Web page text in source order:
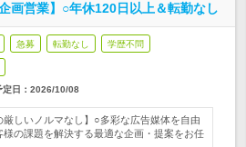
画営業】○年休120日以上＆転勤なし
急募 転勤なし 学歴不問
日： 2026/10/08
厳しいノルマなし】○多彩な広告媒体を自由
様の課題を解決する最適な企画・提案をお任